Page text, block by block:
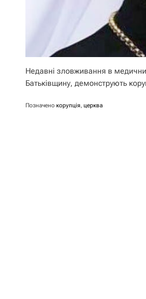
Недавні зловживання в
Батьківщину, демонструють
Позначено корупція, церква